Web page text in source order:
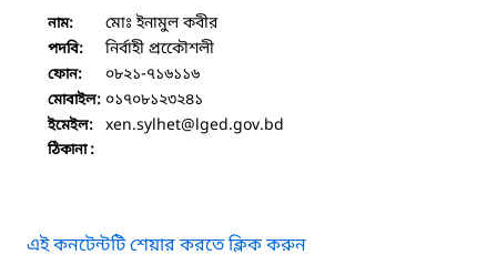
নাম: মোঃ ইনামুল কবীর
পদবি: নির্বাহী প্রকেৌশলী
ফোন: ০৮২১-৭১৬১১৬
মোবাইল: ০১৭০৮১২৩২৪১
ইমেইল: xen.sylhet@lged.gov.bd
ঠিকানা :
এই কনটেন্টটি শেয়ার করতে ক্লিক করুন